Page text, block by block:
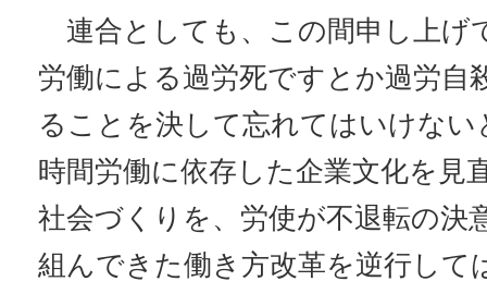
連合としても、この間申し上げ
労働による過労死ですとか過労自
ることを決して忘れてはいけな
時間労働に依存した企業文化を見
社会づくりを、労使が不退転の決
組んできた働き方改革を逆行して